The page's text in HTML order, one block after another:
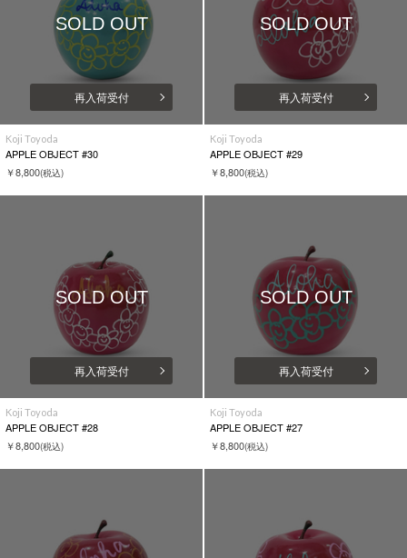
SOLD OUT
再入荷受付
Koji Toyoda
APPLE OBJECT #30
￥8,800(税込)
SOLD OUT
再入荷受付
Koji Toyoda
APPLE OBJECT #29
￥8,800(税込)
SOLD OUT
再入荷受付
Koji Toyoda
APPLE OBJECT #28
￥8,800(税込)
SOLD OUT
再入荷受付
Koji Toyoda
APPLE OBJECT #27
￥8,800(税込)